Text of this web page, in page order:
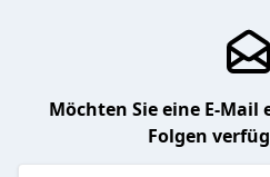
Möchten Sie eine E-
Folgen